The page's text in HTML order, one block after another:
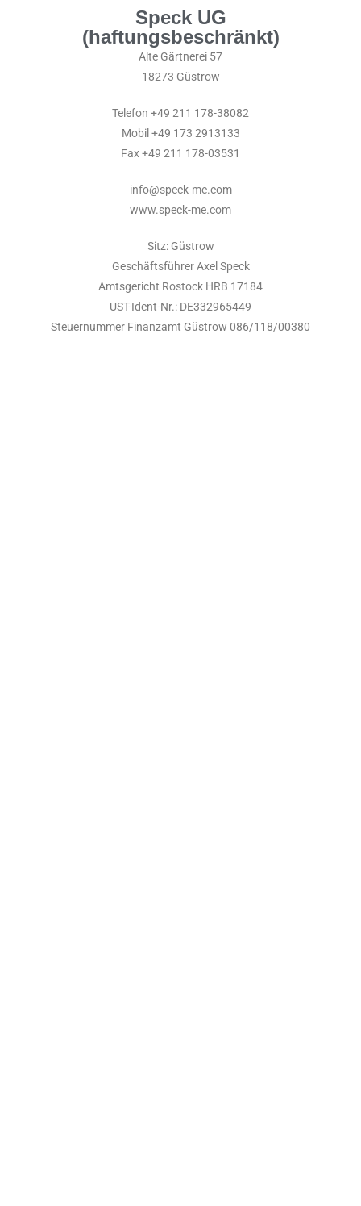
Speck UG
(haftungsbeschränkt)
Alte Gärtnerei 57
18273 Güstrow
Telefon +49 211 178-38082
Mobil +49 173 2913133
Fax +49 211 178-03531
info@speck-me.com
www.speck-me.com
Sitz: Güstrow
Geschäftsführer Axel Speck
Amtsgericht Rostock HRB 17184
UST-Ident-Nr.: DE332965449
Steuernummer Finanzamt Güstrow 086/118/00380